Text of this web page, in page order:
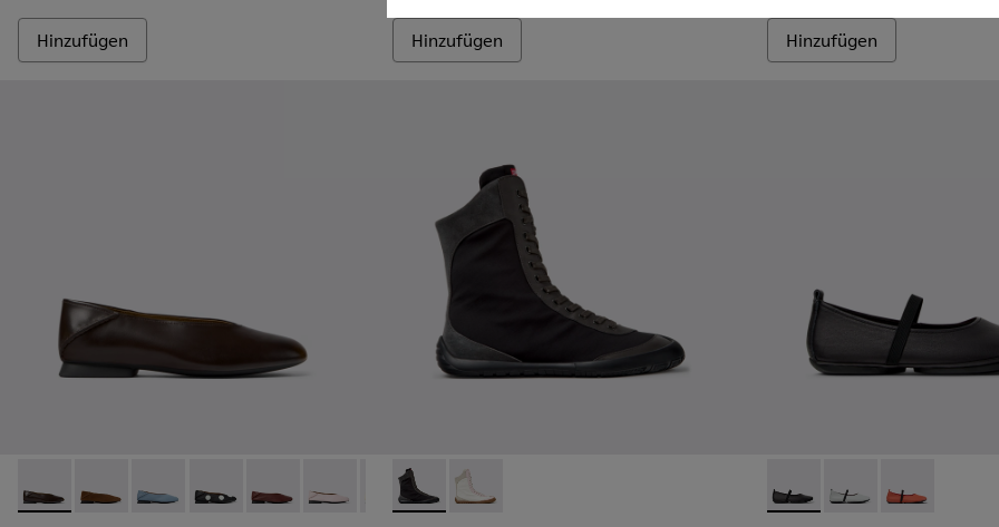
Hinzufügen Hinzufügen Hinzufügen
Casi Myra - K201253-057 - Braune Lederballerinas für Damen.
Casi Myra - K201253-058
Casi Myra - K201253-053
Casi Myra - K201253-050
Casi Myra - K201253-048
Casi Myra - K201253-047
Casi Myra - K201253-046
Casi Myra - K201253-041
Casi Myra - K201253-015
Peu Path+ - K400862-002 - Schwarze hohe Stiefel aus Textil und Leder für
Peu Path+ - K400862-001 Right Nina - K201643-002 -
Right Nina - K201643-
Right Nina -